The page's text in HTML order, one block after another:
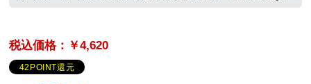
税込価格：￥4,620
42POINT還元